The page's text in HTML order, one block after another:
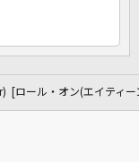
[ロール・オン(エイティ